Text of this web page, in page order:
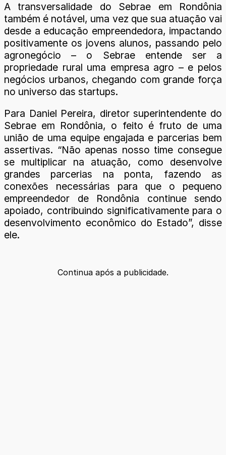
A transversalidade do Sebrae em Rondônia
também é notável, uma vez que sua atuação vai
desde a educação empreendedora, impactando
positivamente os jovens alunos, passando pelo
agronegócio – o Sebrae entende ser a
propriedade rural uma empresa agro – e pelos
negócios urbanos, chegando com grande força
no universo das startups.
Para Daniel Pereira, diretor superintendente do
Sebrae em Rondônia, o feito é fruto de uma
união de uma equipe engajada e parcerias bem
assertivas. “Não apenas nosso time consegue
se multiplicar na atuação, como desenvolve
grandes parcerias na ponta, fazendo as
conexões necessárias para que o pequeno
empreendedor de Rondônia continue sendo
apoiado, contribuindo significativamente para o
desenvolvimento econômico do Estado”, disse
ele.
Continua após a publicidade.